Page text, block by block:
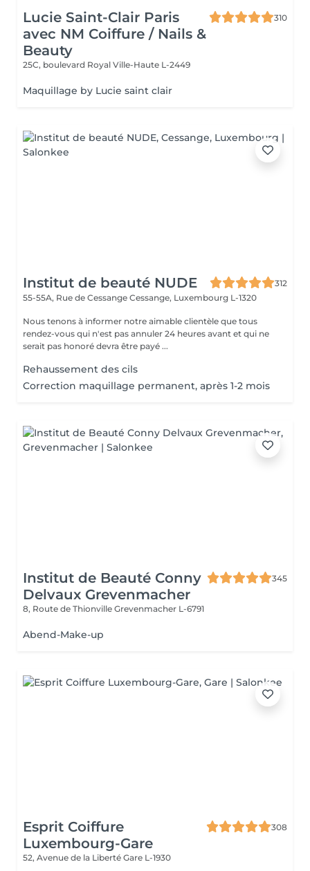
Lucie Saint-Clair Paris
avec NM Coiffure / Nails &
Beauty
310
25C, boulevard Royal Ville-Haute L-2449
Maquillage by Lucie saint clair
Institut de beauté NUDE
312
55-55A, Rue de Cessange Cessange, Luxembourg L-1320
Nous tenons à informer notre aimable clientèle que tous
rendez-vous qui n'est pas annuler 24 heures avant et qui ne
serait pas honoré devra être payé ...
Rehaussement des cils
Correction maquillage permanent, après 1-2 mois
Institut de Beauté Conny
Delvaux Grevenmacher
345
8, Route de Thionville Grevenmacher L-6791
Abend-Make-up
Esprit Coiffure
Luxembourg-Gare
308
52, Avenue de la Liberté Gare L-1930